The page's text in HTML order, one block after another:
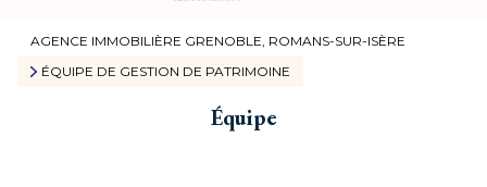
AGENCE IMMOBILIÈRE GRENOBLE, ROMANS-SUR-ISÈRE
ÉQUIPE DE GESTION DE PATRIMOINE
Équipe